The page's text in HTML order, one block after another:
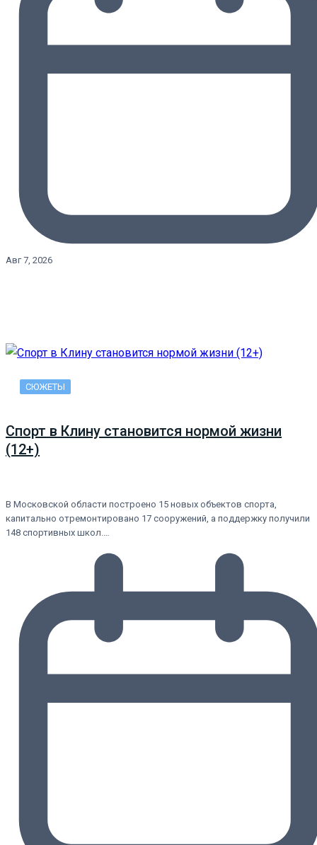
Авг 7, 2026
СЮЖЕТЫ
Спорт в Клину становится нормой жизни
(12+)
В Московской области построено 15 новых объектов спорта,
капитально отремонтировано 17 сооружений, а поддержку получили
148 спортивных школ.…